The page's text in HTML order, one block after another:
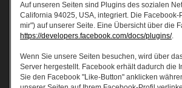
Auf unseren Seiten sind Plugins des sozialen
California 94025, USA, integriert. Die
mir") auf unserer Seite. Eine Übersicht über die
https://developers.facebook.com/docs/plugins/.
Wenn Sie unsere Seiten besuchen, wird über
Server hergestellt. Facebook erhält dadurch die
Sie den Facebook "Like-Button" anklicken